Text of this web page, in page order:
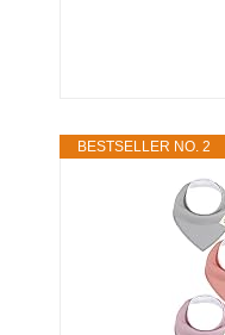
BESTSELLER NO. 2